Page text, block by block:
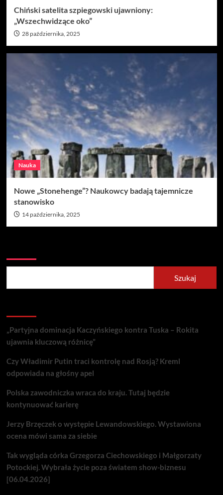
Chiński satelita szpiegowski ujawniony:
„Wszechwidzące oko”
28 października, 2025
Nauka
Nowe „Stonehenge”? Naukowcy badają tajemnicze
stanowisko
14 października, 2025
Szukaj
„Partyjna dominacja Kaczyńskiego kontra Tuska – Rokita
ujawnia kluczową różnicę”
Czy Władimir Putin traci kontrolę nad Rosją? Kreml
odpowiada na głośny apel
Polska zawodniczka wraca do kraju. Tutaj będzie
kontynuować karierę
Jerzy Brzęczek o występie Lewandowskiego. Wystawiona
ocena mówi sama za siebie
Tak wygląda córka Grzegorza Ciechowskiego i Małgorzaty
Potockiej. Wybrała życie poza światem show-biznesu
[06.04.2026]